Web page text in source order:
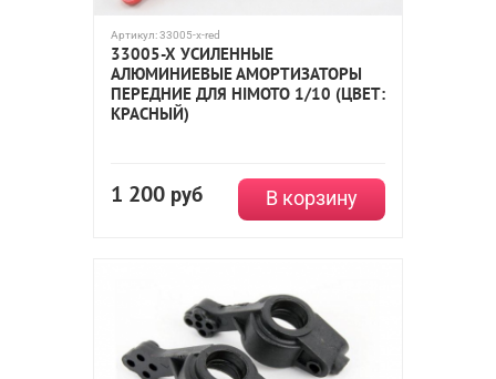
Артикул:33005-x-red
33005-X УСИЛЕННЫЕ
АЛЮМИНИЕВЫЕ АМОРТИЗАТОРЫ
ПЕРЕДНИЕ ДЛЯ HIMOTO 1/10 (ЦВЕТ:
КРАСНЫЙ)
1 200 руб В корзину